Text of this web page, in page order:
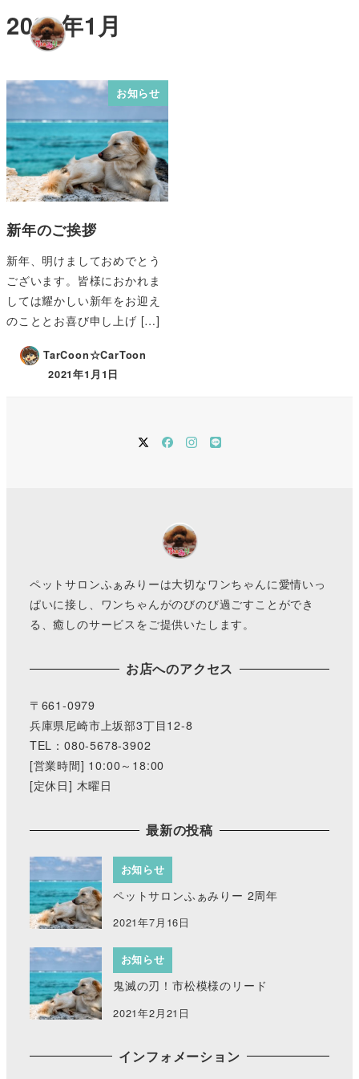
2021年1月
お知らせ
新年のご挨拶
新年、明けましておめでとう
ございます。皆様におかれま
しては耀かしい新年をお迎え
のこととお喜び申し上げ […]
TarCoon☆CarToon
2021年1月1日
twitterFacebook
instagram
LINE
ペットサロンふぁみりーは大切なワンちゃんに愛情いっ
ぱいに接し、ワンちゃんがのびのび過ごすことができ
る、癒しのサービスをご提供いたします。
お店へのアクセス
〒661-0979
兵庫県尼崎市上坂部3丁目12-8
TEL：080-5678-3902
[営業時間] 10:00～18:00
[定休日] 木曜日
最新の投稿
お知らせ
ペットサロンふぁみりー 2周年
2021年7月16日
お知らせ
鬼滅の刃！市松模様のリード
2021年2月21日
インフォメーション